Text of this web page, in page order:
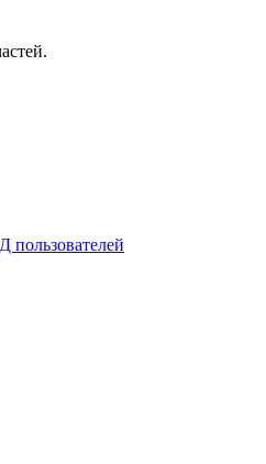
пользователей